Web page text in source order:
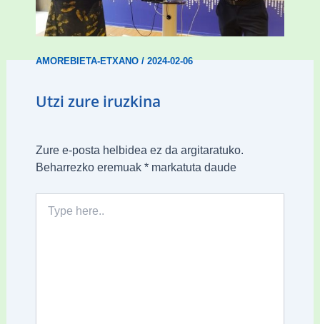
Amorebietak gazteen inklusio aktiboa
bultzatu du “ZUOK” ekimenarekin
AMOREBIETA-ETXANO/2024-02-06
Utzi zure iruzkina
Zure e-posta helbidea ez da argitaratuko.
Beharrezko eremuak *markatuta daude
here..